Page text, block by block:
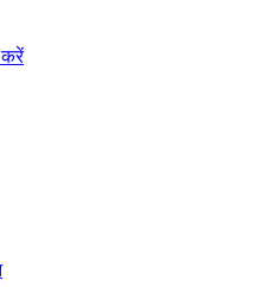
करें